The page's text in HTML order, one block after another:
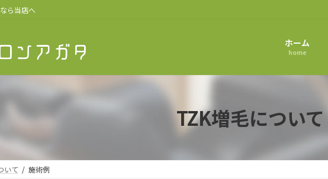
ら当店へ
ホーム
home
TZK増毛について
いて 施術例